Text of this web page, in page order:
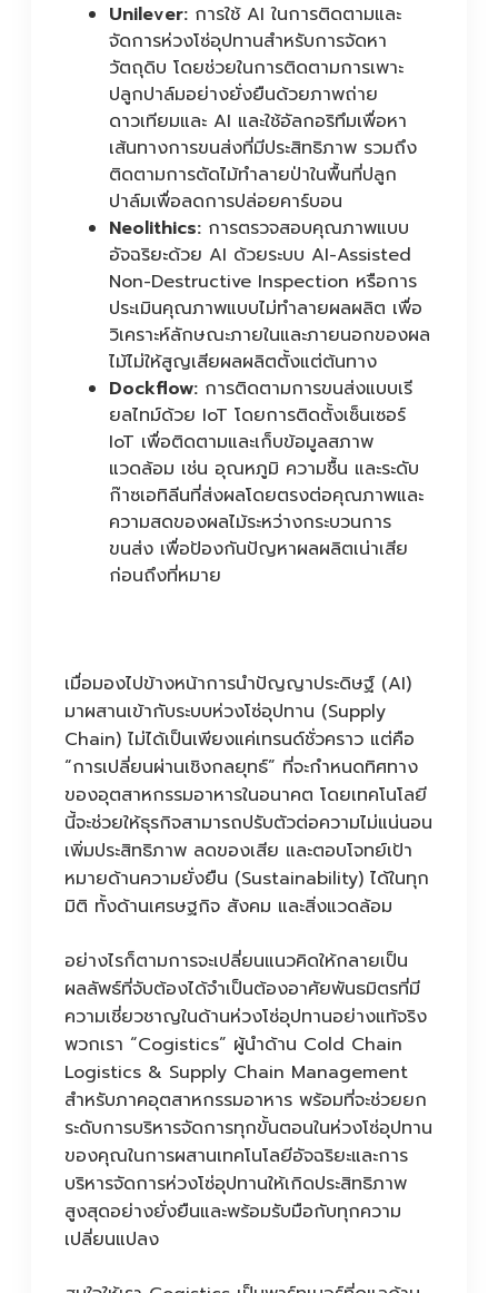
Unilever: การใช้ AI ในการติดตามและ
จัดการห่วงโซ่อุปทานสำหรับการจัดหา
วัตถุดิบ โดยช่วยในการติดตามการเพาะ
ปลูกปาล์มอย่างยั่งยืนด้วยภาพถ่าย
ดาวเทียมและ AI และใช้อัลกอริทึมเพื่อหา
เส้นทางการขนส่งที่มีประสิทธิภาพ รวมถึง
ติดตามการตัดไม้ทำลายป่าในพื้นที่ปลูก
ปาล์มเพื่อลดการปล่อยคาร์บอน
Neolithics: การตรวจสอบคุณภาพแบบ
อัจฉริยะด้วย AI ด้วยระบบ AI-Assisted
Non-Destructive Inspection หรือการ
ประเมินคุณภาพแบบไม่ทำลายผลผลิต เพื่อ
วิเคราะห์ลักษณะภายในและภายนอกของผล
ไม้ไม่ให้สูญเสียผลผลิตตั้งแต่ต้นทาง
Dockflow: การติดตามการขนส่งแบบเรี
ยลไทม์ด้วย IoT โดยการติดตั้งเซ็นเซอร์
IoT เพื่อติดตามและเก็บข้อมูลสภาพ
แวดล้อม เช่น อุณหภูมิ ความชื้น และระดับ
ก๊าซเอทิลีนที่ส่งผลโดยตรงต่อคุณภาพและ
ความสดของผลไม้ระหว่างกระบวนการ
ขนส่ง เพื่อป้องกันปัญหาผลผลิตเน่าเสีย
ก่อนถึงที่หมาย
เมื่อมองไปข้างหน้าการนำปัญญาประดิษฐ์ (AI)
มาผสานเข้ากับระบบห่วงโซ่อุปทาน (Supply
Chain) ไม่ได้เป็นเพียงแค่เทรนด์ชั่วคราว แต่คือ
“การเปลี่ยนผ่านเชิงกลยุทธ์” ที่จะกำหนดทิศทาง
ของอุตสาหกรรมอาหารในอนาคต โดยเทคโนโลยี
นี้จะช่วยให้ธุรกิจสามารถปรับตัวต่อความไม่แน่นอน
เพิ่มประสิทธิภาพ ลดของเสีย และตอบโจทย์เป้า
หมายด้านความยั่งยืน (Sustainability) ได้ในทุก
มิติ ทั้งด้านเศรษฐกิจ สังคม และสิ่งแวดล้อม
อย่างไรก็ตามการจะเปลี่ยนแนวคิดให้กลายเป็น
ผลลัพธ์ที่จับต้องได้จำเป็นต้องอาศัยพันธมิตรที่มี
ความเชี่ยวชาญในด้านห่วงโซ่อุปทานอย่างแท้จริง
พวกเรา “Cogistics” ผู้นำด้าน Cold Chain
Logistics & Supply Chain Management
สำหรับภาคอุตสาหกรรมอาหาร พร้อมที่จะช่วยยก
ระดับการบริหารจัดการทุกขั้นตอนในห่วงโซ่อุปทาน
ของคุณในการผสานเทคโนโลยีอัจฉริยะและการ
บริหารจัดการห่วงโซ่อุปทานให้เกิดประสิทธิภาพ
สูงสุดอย่างยั่งยืนและพร้อมรับมือกับทุกความ
เปลี่ยนแปลง